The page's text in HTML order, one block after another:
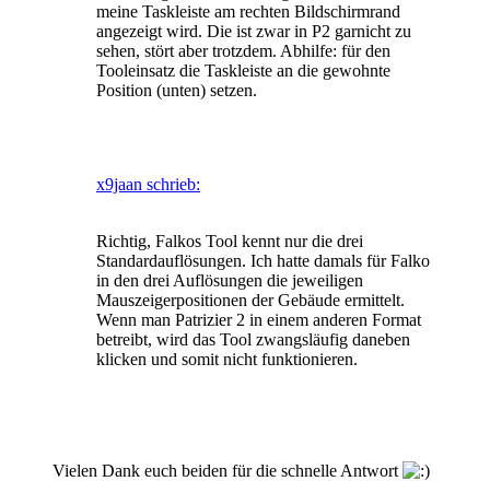
meine Taskleiste am rechten Bildschirmrand
angezeigt wird. Die ist zwar in P2 garnicht zu
sehen, stört aber trotzdem. Abhilfe: für den
Tooleinsatz die Taskleiste an die gewohnte
Position (unten) setzen.
x9jaan schrieb:
Richtig, Falkos Tool kennt nur die drei
Standardauflösungen. Ich hatte damals für Falko
in den drei Auflösungen die jeweiligen
Mauszeigerpositionen der Gebäude ermittelt.
Wenn man Patrizier 2 in einem anderen Format
betreibt, wird das Tool zwangsläufig daneben
klicken und somit nicht funktionieren.
Vielen Dank euch beiden für die schnelle Antwort